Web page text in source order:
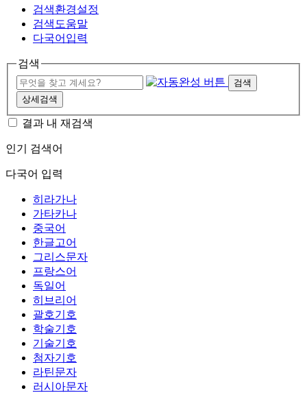
검색환경설정
검색도움말
다국어입력
검색
검색
상세검색
결과 내 재검색
인기 검색어
다국어 입력
히라가나
가타카나
중국어
한글고어
그리스문자
프랑스어
독일어
히브리어
괄호기호
학술기호
기술기호
첨자기호
라틴문자
러시아문자